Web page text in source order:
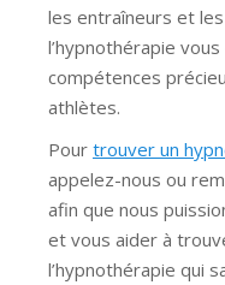
les entraîneurs et
l’hypnothérapie
compétences
athlètes.
Pour trouver un
appelez-nous ou
afin que nous
et vous aider à
l’hypnothérapie qui